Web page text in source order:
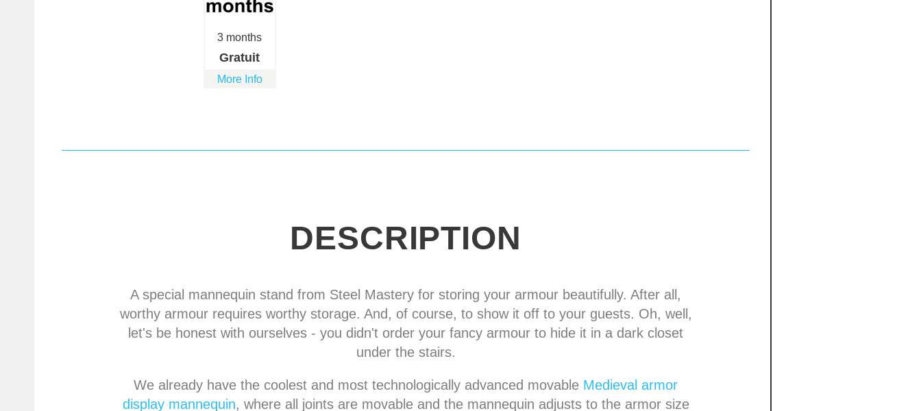
3 months
Gratuit
More Info
DESCRIPTION
A special mannequin stand from Steel Mastery for storing your armour beautifully. After all,
worthy armour requires worthy storage. And, of course, to show it off to your guests. Oh, well,
let's be honest with ourselves - you didn't order your fancy armour to hide it in a dark closet
under the stairs.
We already have the coolest and most technologically advanced movable Medieval armor
display mannequin, where all joints are movable and the mannequin adjusts to the armor size